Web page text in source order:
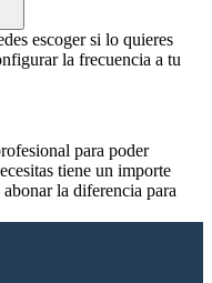
escoger si lo quieres
la frecuencia a tu
para poder
tiene un importe
la diferencia para